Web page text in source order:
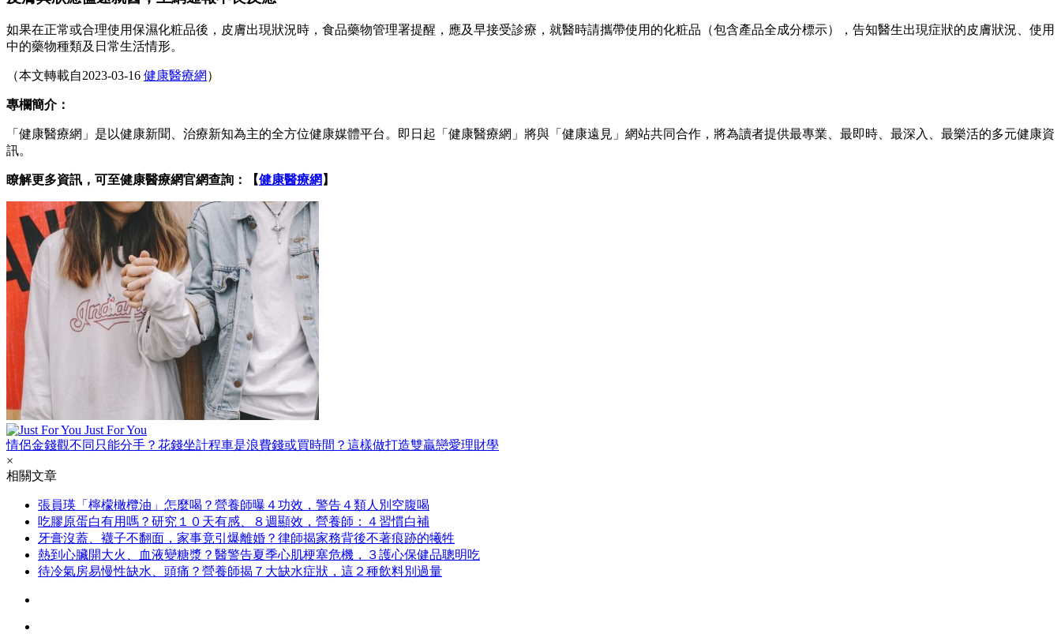
如果在正常或合理使用保濕化粧品後，皮膚出現狀況時，食品藥物管理署提醒，應及早接受診療，就醫時請攜帶使用的化粧品（包含產品全成分標示），告知醫生出現症狀的皮膚狀況、使用
中的藥物種類及日常生活情形。
（本文轉載自2023-03-16 健康醫療網 ）
專欄簡介：
「健康醫療網」是以健康新聞、治療新知為主的全方位健康媒體平台。即日起「健康醫療網」將與「健康遠見」網站共同合作，將為讀者提供最專業、最即時、最深入、最樂活的多元健康資
訊。
瞭解更多資訊，可至健康醫療網官網查詢：【健康醫療網 】
Just For You
情侶金錢觀不同只能分手？花錢坐計程車是浪費錢或買時間？這樣做打造雙贏戀愛理財學
×
相關文章
張員瑛「檸檬橄欖油」怎麼喝？營養師曝４功效，警告４類人別空腹喝
吃膠原蛋白有用嗎？研究１０天有感、８週顯效，營養師：４習慣白補
牙膏沒蓋、襪子不翻面，家事竟引爆離婚？律師揭家務背後不著痕跡的犧牲
熱到心臟開大火、血液變糖漿？醫警告夏季心肌梗塞危機，３護心保健品聰明吃
待冷氣房易慢性缺水、頭痛？營養師揭７大缺水症狀，這２種飲料別過量